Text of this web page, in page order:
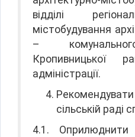
відділі
містобудування
–
Кропивницької
адміністрації.
сільській раді
4.1. Оприлюднити